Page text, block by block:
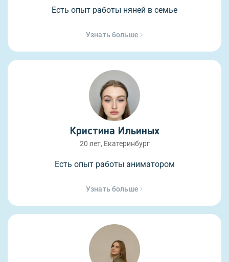
Есть опыт работы няней в семье
Узнать больше
Кристина Ильиных
20 лет, Екатеринбург
Есть опыт работы аниматором
Узнать больше